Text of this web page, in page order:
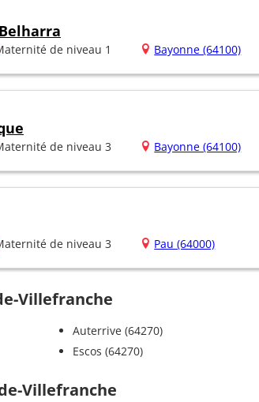
de niveau 1 Bayonne (64100)
de niveau 3 Bayonne (64100)
de niveau 3 Pau (64000)
Villefranche
Auterrive (64270)
Escos (64270)
Villefranche